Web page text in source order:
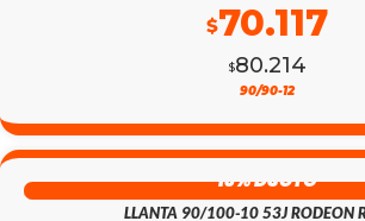
$80.214
PRECIO
ORIGINAL
$70.117
PRECIO
ACTUAL
90/90-12
13% DSCTO
LLANTA 90/100-10 53J RODEON